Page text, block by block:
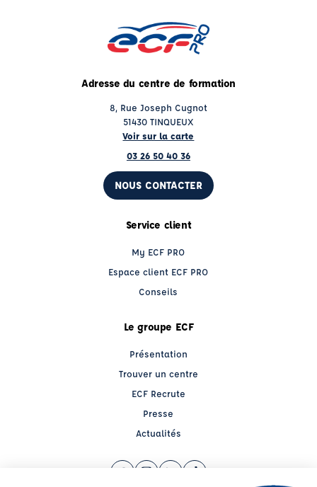
Adresse du centre de formation
8, Rue Joseph Cugnot
51430 TINQUEUX
Voir sur la carte
03 26 50 40 36
NOUS CONTACTER
Service client
My ECF PRO
Espace client ECF PRO
Conseils
Le groupe ECF
Présentation
Trouver un centre
ECF Recrute
Presse
Actualités